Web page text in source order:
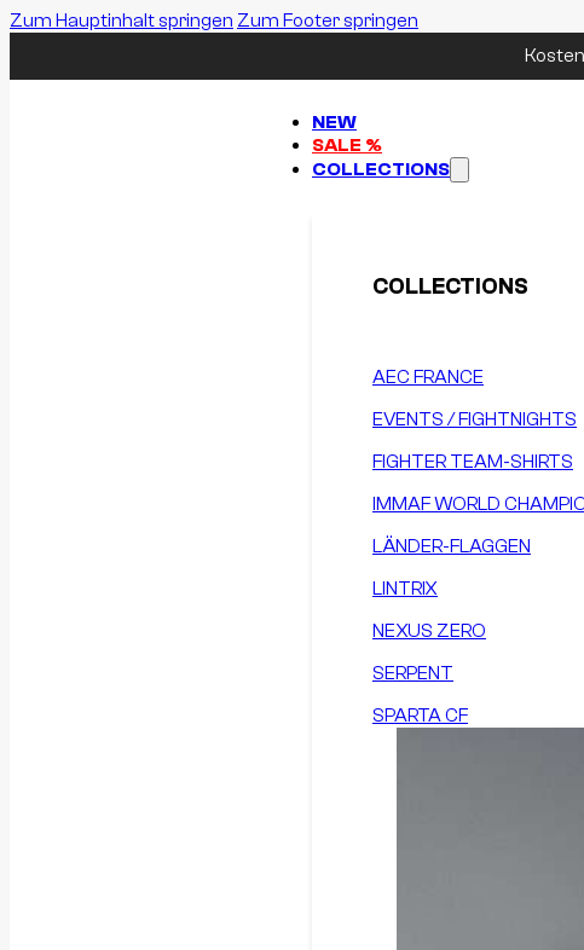
Zum Hauptinhalt springen Zum Footer springen
NEW
SALE %
COLLECTIONS
COLLECTIONS
AEC FRANCE
EVENTS / FIGHTNIGHTS
FIGHTER TEAM-SHIRTS
IMMAF WORLD
LÄNDER-FLAGGEN
LINTRIX
NEXUS ZERO
SERPENT
SPARTA CF